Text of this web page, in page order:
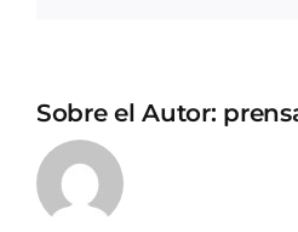
Sobre el Autor: